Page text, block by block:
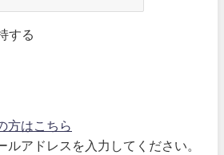
する
方はこちら
ルアドレスを入力してください。